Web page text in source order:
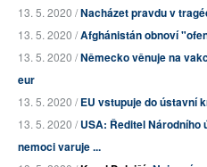
13. 5. 2020 /Nacházet pravdu v
13. 5. 2020 /Afghánistán obnoví
13. 5. 2020 /Německo věnuje na
eur
13. 5. 2020 /EU vstupuje do ústavní
13. 5. 2020 /USA: Ředitel
nemoci varuje ...